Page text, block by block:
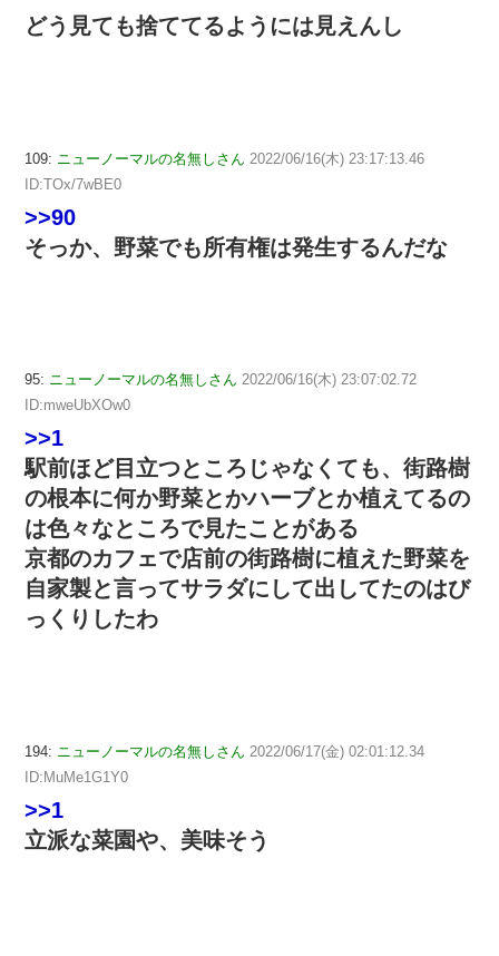
どう見ても捨ててるようには見えんし
109: ニューノーマルの名無しさん 2022/06/16(木) 23:17:13.46
ID:TOx/7wBE0
>>90
そっか、野菜でも所有権は発生するんだな
95: ニューノーマルの名無しさん 2022/06/16(木) 23:07:02.72
ID:mweUbXOw0
>>1
駅前ほど目立つところじゃなくても、街路樹
の根本に何か野菜とかハーブとか植えてるの
は色々なところで見たことがある
京都のカフェで店前の街路樹に植えた野菜を
自家製と言ってサラダにして出してたのはび
っくりしたわ
194: ニューノーマルの名無しさん 2022/06/17(金) 02:01:12.34
ID:MuMe1G1Y0
>>1
立派な菜園や、美味そう